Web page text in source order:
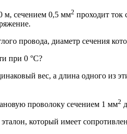
м, сечением 0,5 мм2 проходит ток
провода, диаметр сечения
при 0 °С?
вес, а длина одного из
проволоку сечением 1 мм2
который имеет